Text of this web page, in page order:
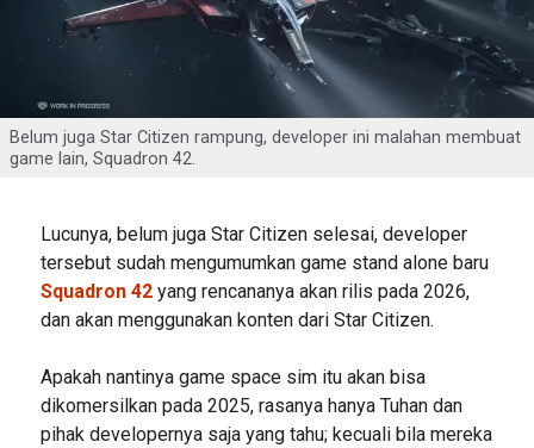
Belum juga Star Citizen rampung, developer ini malahan membuat
game lain, Squadron 42.
Lucunya, belum juga Star Citizen selesai, developer
tersebut sudah mengumumkan game stand alone baru
Squadron 42 yang rencananya akan rilis pada 2026,
dan akan menggunakan konten dari Star Citizen.
Apakah nantinya game space sim itu akan bisa
dikomersilkan pada 2025, rasanya hanya Tuhan dan
pihak developernya saja yang tahu; kecuali bila mereka